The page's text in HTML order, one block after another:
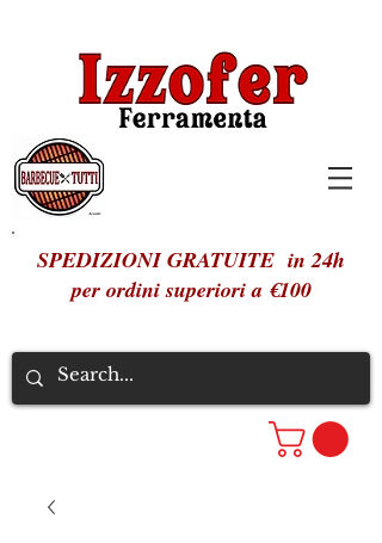
SPEDIZIONI GRATUITE in 24h
per ordini superiori a €100